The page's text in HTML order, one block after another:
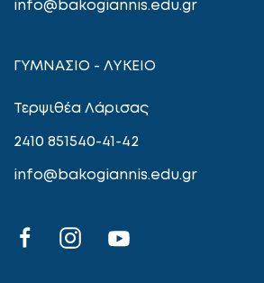
info@bakogiannis.edu.gr
ΓΥΜΝΑΣΙΟ - ΛΥΚΕΙΟ
Τερψιθέα Λάρισας
2410 851540-41-42
info@bakogiannis.edu.gr